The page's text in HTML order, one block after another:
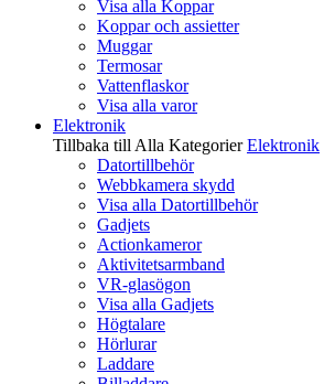
Visa alla Koppar
Koppar och assietter
Muggar
Termosar
Vattenflaskor
Visa alla varor
Elektronik
Tillbaka till Alla Kategorier Elektronik
Datortillbehör
Webbkamera skydd
Visa alla Datortillbehör
Gadjets
Actionkameror
Aktivitetsarmband
VR-glasögon
Visa alla Gadjets
Högtalare
Hörlurar
Laddare